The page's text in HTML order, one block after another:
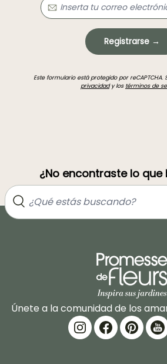
Registrarse →
Este formulario está protegido por reCAPTCHA.
privacidady los términos de
¿No encontraste lo
Únete a la comunidad de los